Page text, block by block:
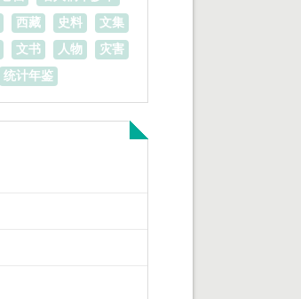
西藏 史料
文集
文书 人物
灾害
统计年鉴